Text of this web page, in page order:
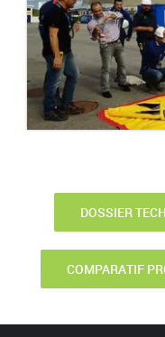
DOSSIER
COMPARATIF